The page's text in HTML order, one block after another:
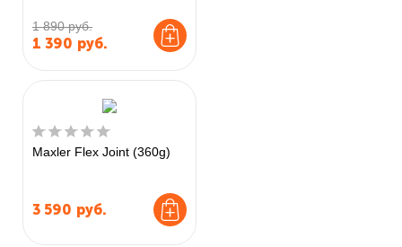
1 890 руб.
1 390 руб.
Maxler Flex Joint (360g)
3 590 руб.